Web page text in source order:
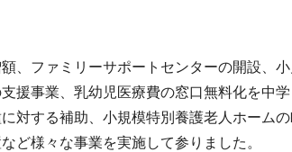
、ファミリーサポートセンターの開設、
援事業、乳幼児医療費の窓口無料化を中
対する補助、小規模特別養護老人ホーム
ど様々な事業を実施して参りました。